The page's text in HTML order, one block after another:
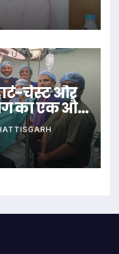
चेस्ट और
का एक और